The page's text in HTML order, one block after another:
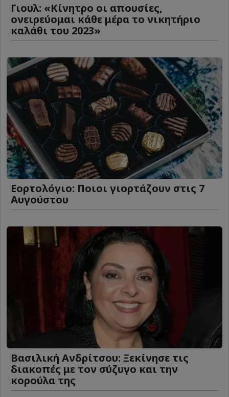
Γιουλ: «Κίνητρο οι απουσίες,
ονειρεύομαι κάθε μέρα το νικητήριο
καλάθι του 2023»
Εορτολόγιο: Ποιοι γιορτάζουν στις 7
Αυγούστου
Βασιλική Ανδρίτσου: Ξεκίνησε τις
διακοπές με τον σύζυγο και την
κορούλα της